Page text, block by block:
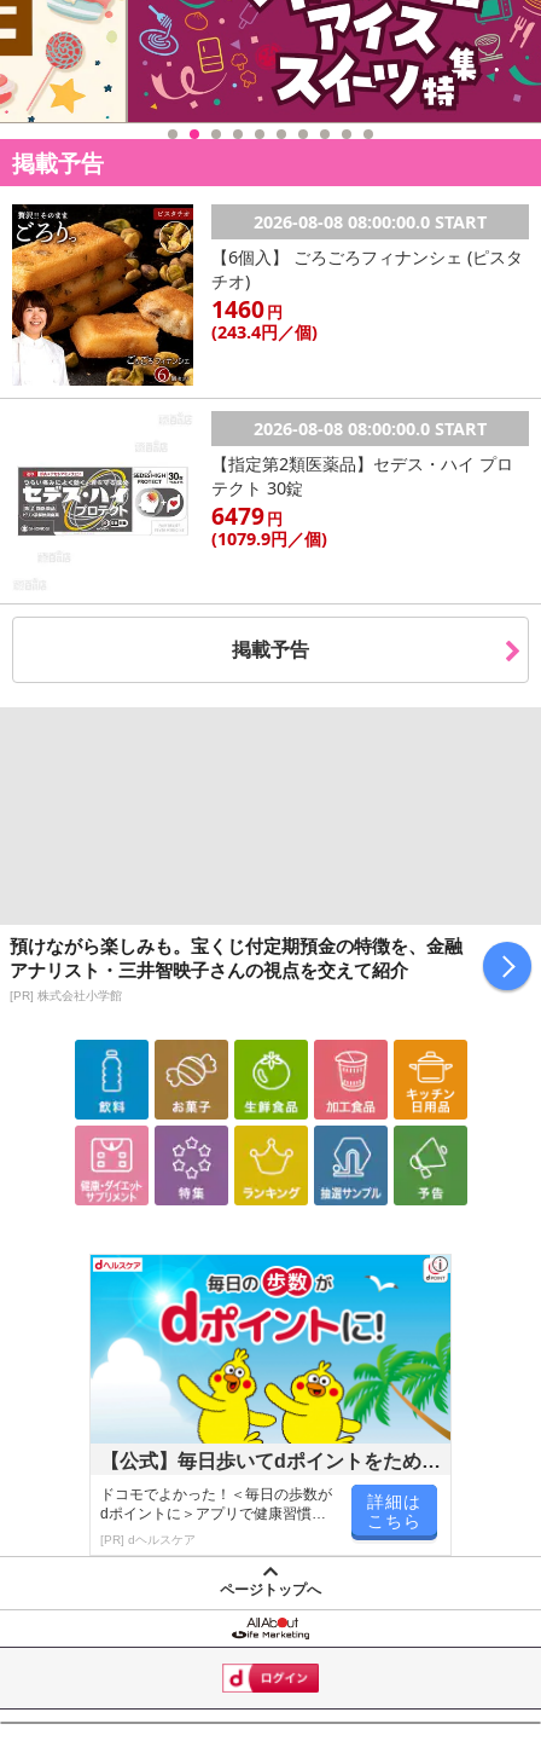
掲載予告
2026-08-08 08:00:00.0 START
【6個入】 ごろごろフィナンシェ (ピスタ
チオ)
1460円
(243.4円 ／個)
2026-08-08 08:00:00.0 START
【指定第2類医薬品】セデス・ハイ プロ
テクト 30錠
6479円
(1079.9円 ／個)
掲載予告
預けながら楽しみも。宝くじ付定期預金の特徴を、金融
アナリスト・三井智映子さんの視点を交えて紹介
[PR] 株式会社小学館
【公式】毎日歩いてdポイントをためよ
う！
ドコモでよかった！＜毎日の歩数が
dポイントに＞アプリで健康習慣が
楽しく続く！
[PR] dヘルスケア
詳細は
こちら
ページトップへ